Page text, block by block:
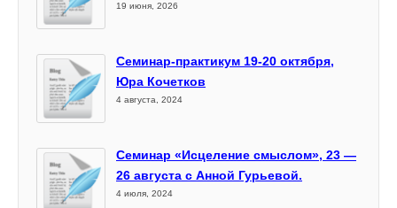
19 июня, 2026
Семинар-практикум 19-20 октября,
Юра Кочетков
4 августа, 2024
Семинар «Исцеление смыслом», 23 —
26 августа с Анной Гурьевой.
4 июля, 2024